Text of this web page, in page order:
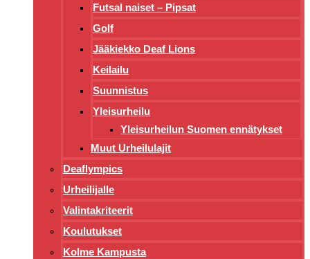
Futsal naiset – Pipsat
Golf
Jääkiekko Deaf Lions
Keilailu
Suunnistus
Yleisurheilu
Yleisurheilun Suomen ennätykset
Muut Urheilulajit
Deaflympics
Urheilijalle
Valintakriteerit
Koulutukset
Kolme Kampusta